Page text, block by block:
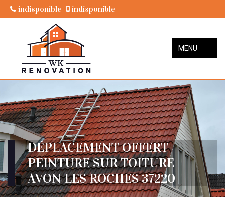
indisponible indisponible
MENU
DÉPLACEMENT OFFERT
PEINTURE SUR TOITURE
AVON LES ROCHES 37220